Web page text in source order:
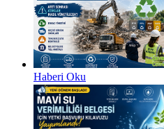
Haberi Oku